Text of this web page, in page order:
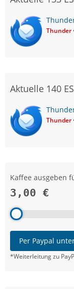
Thunder
Aktuelle 140
Thunder
Kaffee ausgeben
3,00 €
Per Paypal
*Weiterleitung zu